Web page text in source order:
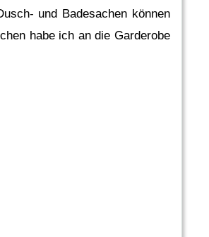
und Badesachen können
habe ich an die Garderobe